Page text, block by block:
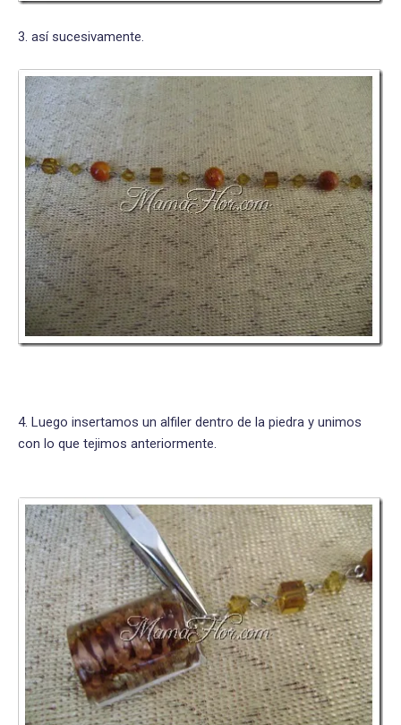
3. así sucesivamente.
4. Luego insertamos un alfiler dentro de la piedra y unimos
con lo que tejimos anteriormente.